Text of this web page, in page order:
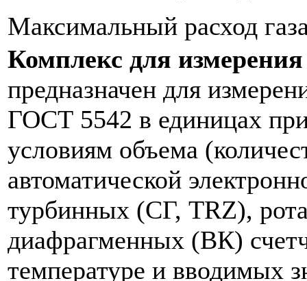
Максимальный расход
Комплекс для
предназначен для
ГОСТ 5542 в единицах
условиям объема
автоматической
турбинных (СГ, TRZ),
диафрагменных (ВК)
температуре и вводимых